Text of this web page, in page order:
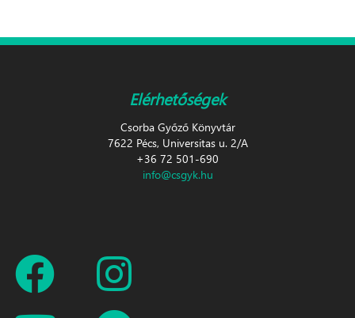
Elérhetőségek
Csorba Győző Könyvtár
7622 Pécs, Universitas u. 2/A
+36 72 501-690
info@csgyk.hu